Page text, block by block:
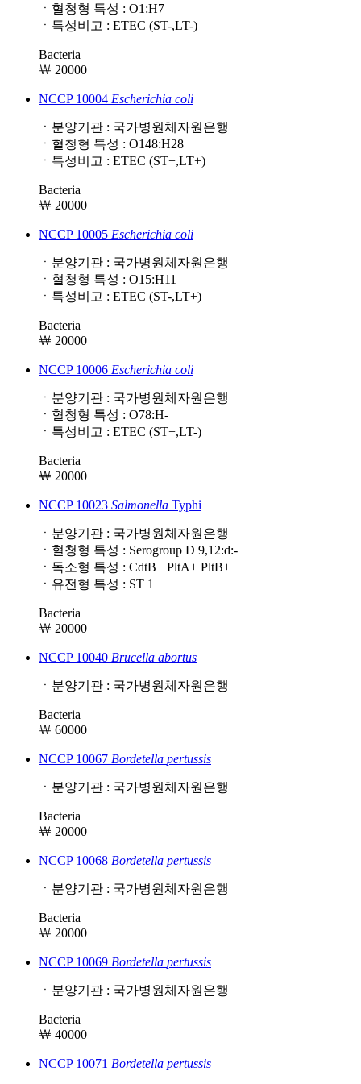
ㆍ혈청형 특성 : O1:H7
ㆍ특성비고 : ETEC (ST-,LT-)
Bacteria
￦ 20000
NCCP 10004 Escherichia coli
ㆍ분양기관 : 국가병원체자원은행
ㆍ혈청형 특성 : O148:H28
ㆍ특성비고 : ETEC (ST+,LT+)
Bacteria
￦ 20000
NCCP 10005 Escherichia coli
ㆍ분양기관 : 국가병원체자원은행
ㆍ혈청형 특성 : O15:H11
ㆍ특성비고 : ETEC (ST-,LT+)
Bacteria
￦ 20000
NCCP 10006 Escherichia coli
ㆍ분양기관 : 국가병원체자원은행
ㆍ혈청형 특성 : O78:H-
ㆍ특성비고 : ETEC (ST+,LT-)
Bacteria
￦ 20000
NCCP 10023 Salmonella Typhi
ㆍ분양기관 : 국가병원체자원은행
ㆍ혈청형 특성 : Serogroup D 9,12:d:-
ㆍ독소형 특성 : CdtB+ PltA+ PltB+
ㆍ유전형 특성 : ST 1
Bacteria
￦ 20000
NCCP 10040 Brucella abortus
ㆍ분양기관 : 국가병원체자원은행
Bacteria
￦ 60000
NCCP 10067 Bordetella pertussis
ㆍ분양기관 : 국가병원체자원은행
Bacteria
￦ 20000
NCCP 10068 Bordetella pertussis
ㆍ분양기관 : 국가병원체자원은행
Bacteria
￦ 20000
NCCP 10069 Bordetella pertussis
ㆍ분양기관 : 국가병원체자원은행
Bacteria
￦ 40000
NCCP 10071 Bordetella pertussis